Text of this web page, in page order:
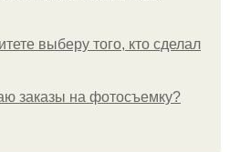
выберу того, кто сделал
заказы на фотосъемку?